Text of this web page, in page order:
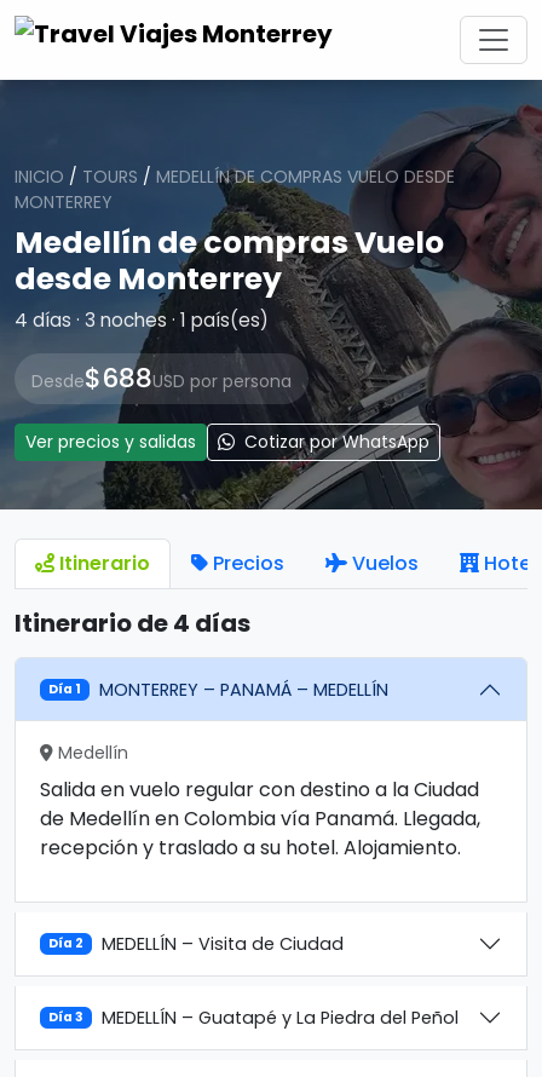
INICIO / TOURS / MEDELLÍN DE COMPRAS VUELO DESDE
MONTERREY
Medellín de compras Vuelo
desde Monterrey
4 días · 3 noches · 1 país(es)
Desde$688USD por persona
Ver precios y salidas Cotizar por WhatsApp
Itinerario Precios Vuelos
Itinerario de 4 días
Día 1 MONTERREY – PANAMÁ – MEDELLÍN
Medellín
Salida en vuelo regular con destino a la Ciudad
de Medellín en Colombia vía Panamá. Llegada,
recepción y traslado a su hotel. Alojamiento.
Día 2 MEDELLÍN – Visita de Ciudad
Día 3 MEDELLÍN – Guatapé y La Piedra del Peñol